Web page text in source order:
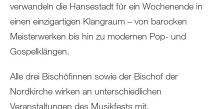
verwandeln die Hansestadt für ein Wochenende in
einen einzigartigen Klangraum – von barocken
Meisterwerken bis hin zu modernen Pop- und
Gospelklängen.
Alle drei Bischöfinnen sowie der Bischof der
Nordkirche wirken an unterschiedlichen
Veranstaltungen des Musikfests mit.